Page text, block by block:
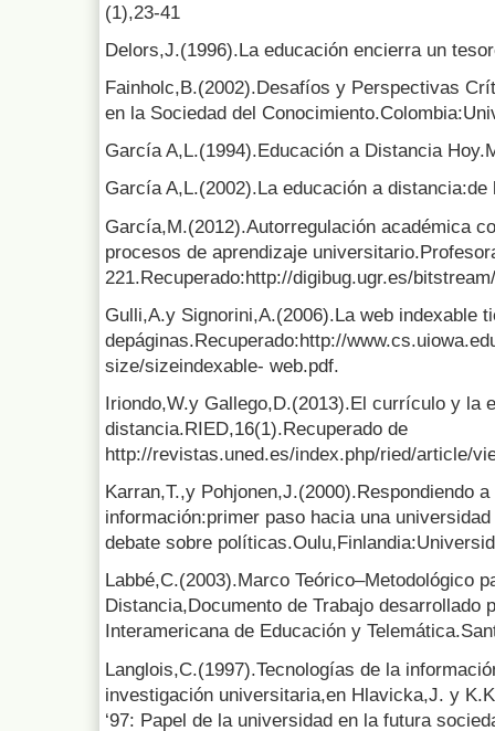
(1),23-41
Delors,J.(1996).La educación encierra un
Fainholc,B.(2002).Desafíos y Perspectivas
en la Sociedad del
García A,L.(1994).Educación a Distancia
García A,L.(2002).La educación a
García,M.(2012).Autorregulación académica
procesos de aprendizaje
221.Recuperado:http://digibug.ugr.es/
Gulli,A.y Signorini,A.(2006).La web indexable
depáginas.Recuperado:http://
size/sizeindexable- web.pdf.
Iriondo,W.y Gallego,D.(2013).El currículo y la
distancia.RIED,16(1).Recuperado de
http://revistas.uned.es/index.php/ried/article/
Karran,T.,y Pohjonen,J.(2000).Respondiendo
información:primer paso hacia una
debate sobre
Labbé,C.(2003).Marco Teórico–Metodológico
Distancia,Documento de Trabajo desarrollado
Interamericana de Educación y
Langlois,C.(1997).Tecnologías de la
investigación universitaria,en Hlavicka,J. y
‘97: Papel de la universidad en la futura